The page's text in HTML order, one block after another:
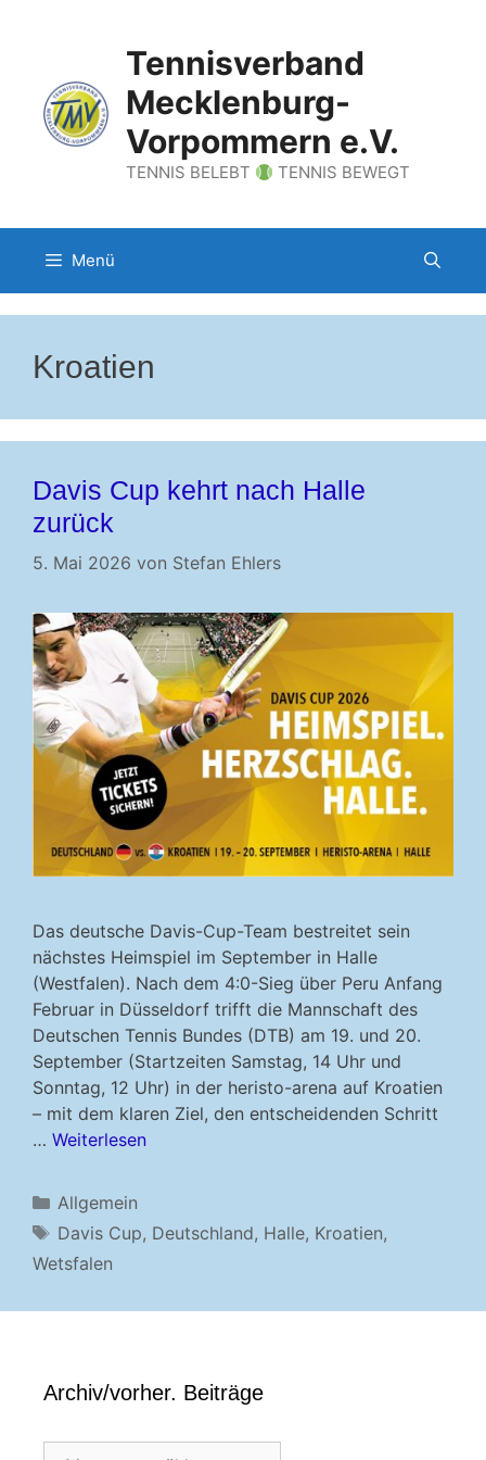
Tennisverband
Mecklenburg-
Vorpommern e.V.
TENNIS BELEBT TENNIS BEWEGT
Menü
Kroatien
Davis Cup kehrt nach Halle
zurück
5. Mai 2026 von Stefan Ehlers
Das deutsche Davis-Cup-Team bestreitet sein
nächstes Heimspiel im September in Halle
(Westfalen). Nach dem 4:0-Sieg über Peru Anfang
Februar in Düsseldorf trifft die Mannschaft des
Deutschen Tennis Bundes (DTB) am 19. und 20.
September (Startzeiten Samstag, 14 Uhr und
Sonntag, 12 Uhr) in der heristo-arena auf Kroatien
– mit dem klaren Ziel, den entscheidenden Schritt
… Weiterlesen
Kategorien
Allgemein
Schlagwörter
Davis Cup, Deutschland, Halle, Kroatien,
Wetsfalen
Archiv/vorher. Beiträge